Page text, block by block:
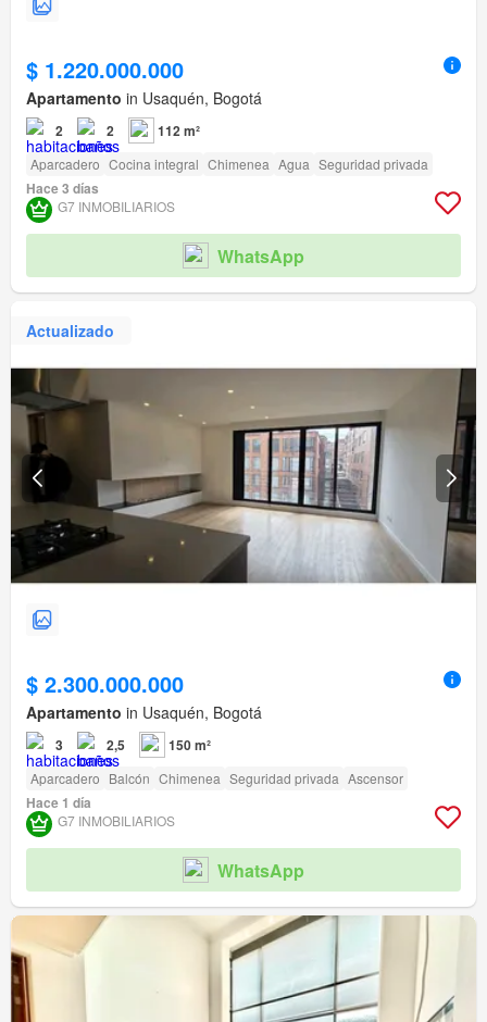
$ 1.220.000.000
Apartamento in Usaquén, Bogotá
2 2 112 m²
Aparcadero Cocina integral Chimenea Agua Seguridad privada
Hace 3 días
G7 INMOBILIARIOS
WhatsApp
Actualizado
$ 2.300.000.000
Apartamento in Usaquén, Bogotá
3 2,5 150 m²
Aparcadero Balcón Chimenea Seguridad privada Ascensor
Hace 1 día
G7 INMOBILIARIOS
WhatsApp